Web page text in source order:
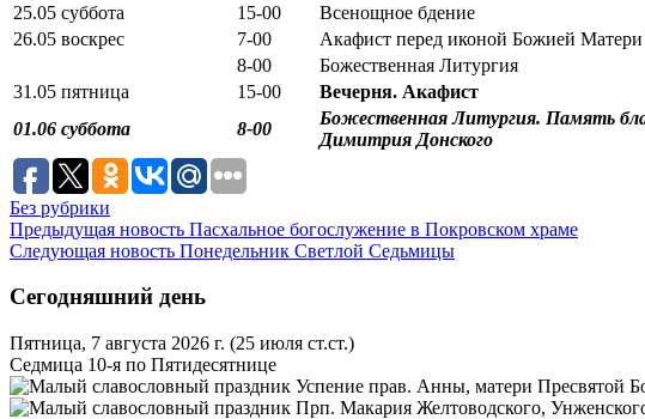
25.05 суббота
15-00
Всенощное бдение
26.05 воскрес
7-00
Акафист перед иконой Божией
8-00
Божественная Литургия
31.05 пятница
15-00
Вечерня. Акафист
01.06 суббота
8-00
Божественная Литургия. Память
Димитрия Донского
Без рубрики
Предыдущая новость Пасхальное богослужение в Покровском храме
Следующая новость Понедельник Светлой Седьмицы
Сегодняшний день
Пятница, 7 августа 2026 г. (25 июля ст.ст.)
Седмица 10-я по Пятидесятнице
Успение прав. Анны, матери Пресвятой
Прп. Макария Желтоводского,